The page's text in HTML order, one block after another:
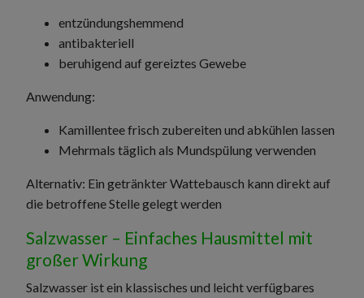
entzündungshemmend
antibakteriell
beruhigend auf gereiztes Gewebe
Anwendung:
Kamillentee frisch zubereiten und abkühlen lassen
Mehrmals täglich als Mundspülung verwenden
Alternativ: Ein getränkter Wattebausch kann direkt auf
die betroffene Stelle gelegt werden
Salzwasser – Einfaches Hausmittel mit
großer Wirkung
Salzwasser ist ein klassisches und leicht verfügbares